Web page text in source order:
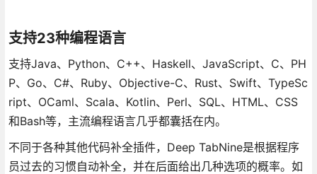
支持23种编程语言
支持Java、Python、C++、Haskell、JavaScript、C、PH
P、Go、C#、Ruby、Objective-C、Rust、Swift、TypeSc
ript、OCaml、Scala、Kotlin、Perl、SQL、HTML、CSS
和Bash等，主流编程语言几乎都囊括在内。
不同于各种其他代码补全插件，Deep TabNine是根据程序
员过去的习惯自动补全，并在后面给出几种选项的概率。如